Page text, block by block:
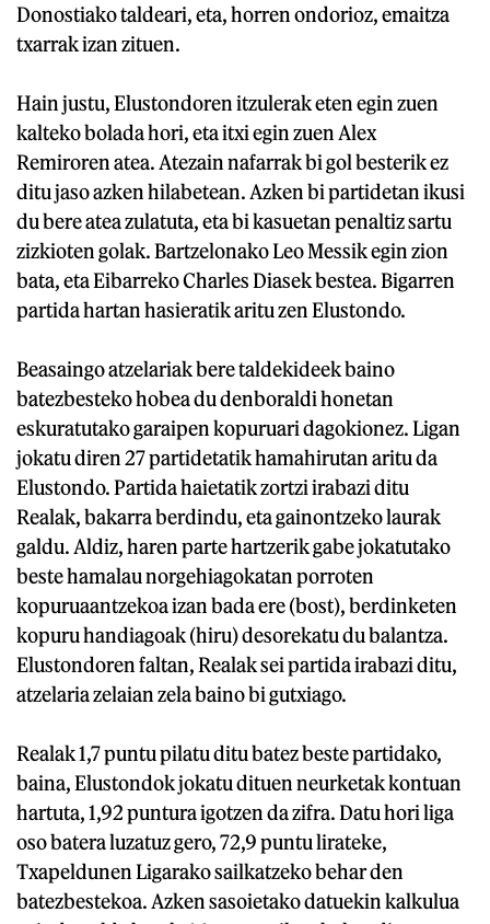
Donostiako taldeari, eta, horren ondorioz, emaitza
txarrak izan zituen.
Hain justu, Elustondoren itzulerak eten egin zuen
kalteko bolada hori, eta itxi egin zuen Alex
Remiroren atea. Atezain nafarrak bi gol besterik ez
ditu jaso azken hilabetean. Azken bi partidetan ikusi
du bere atea zulatuta, eta bi kasuetan penaltiz sartu
zizkioten golak. Bartzelonako Leo Messik egin zion
bata, eta Eibarreko Charles Diasek bestea. Bigarren
partida hartan hasieratik aritu zen Elustondo.
Beasaingo atzelariak bere taldekideek baino
batezbesteko hobea du denboraldi honetan
eskuratutako garaipen kopuruari dagokionez. Ligan
jokatu diren 27 partidetatik hamahirutan aritu da
Elustondo. Partida haietatik zortzi irabazi ditu
Realak, bakarra berdindu, eta gainontzeko laurak
galdu. Aldiz, haren parte hartzerik gabe jokatutako
beste hamalau norgehiagokatan porroten
kopuruaantzekoa izan bada ere (bost), berdinketen
kopuru handiagoak (hiru) desorekatu du balantza.
Elustondoren faltan, Realak sei partida irabazi ditu,
atzelaria zelaian zela baino bi gutxiago.
Realak 1,7 puntu pilatu ditu batez beste partidako,
baina, Elustondok jokatu dituen neurketak kontuan
hartuta, 1,92 puntura igotzen da zifra. Datu hori liga
oso batera luzatuz gero, 72,9 puntu lirateke,
Txapeldunen Ligarako sailkatzeko behar den
batezbestekoa. Azken sasoietako datuekin kalkulua